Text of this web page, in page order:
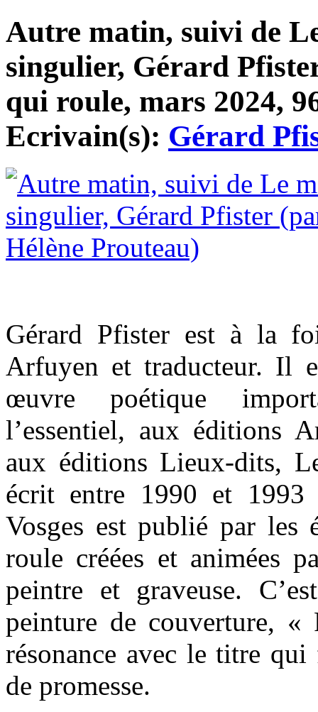
Autre matin, suivi de
singulier, Gérard
qui roule, mars 2024,
Ecrivain(s): Gérard
Gérard Pfister est à la
Arfuyen et traducteur. Il
œuvre poétique
l’essentiel, aux éditions
aux éditions Lieux-dits,
écrit entre 1990 et
Vosges est publié par les
roule créées et animées
peintre et graveuse.
peinture de couverture,
résonance avec le titre
de promesse.